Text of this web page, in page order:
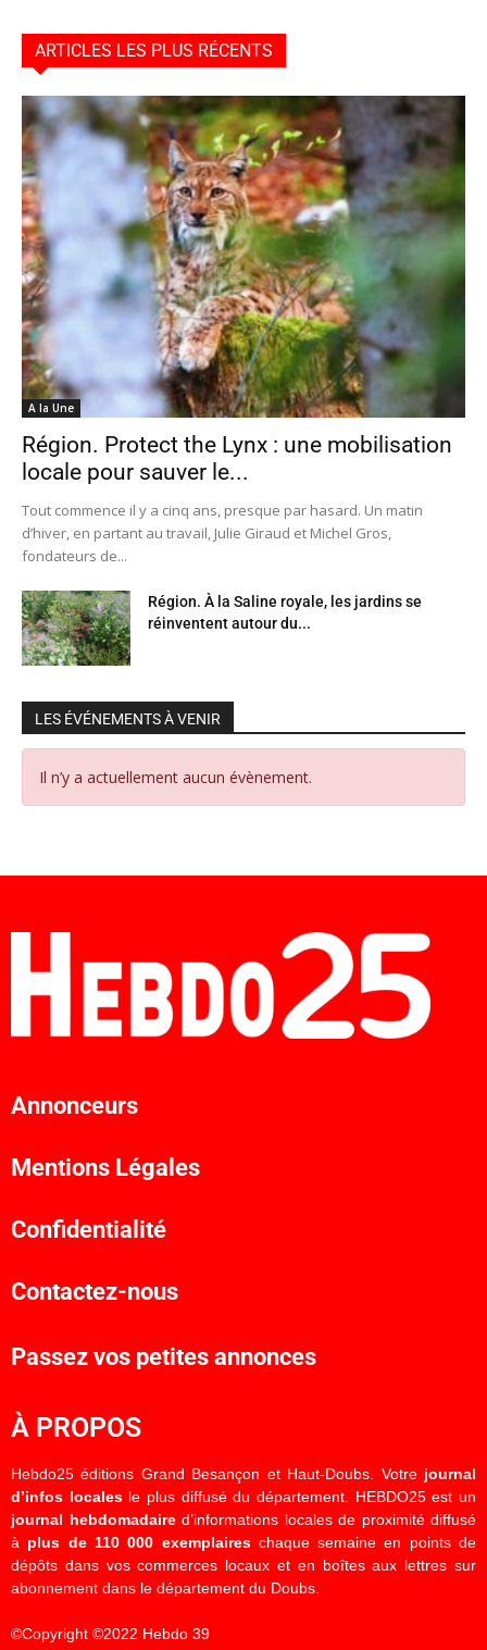
ARTICLES LES PLUS RÉCENTS
A la Une
Région. Protect the Lynx : une mobilisation
locale pour sauver le...
Tout commence il y a cinq ans, presque par hasard. Un matin
d’hiver, en partant au travail, Julie Giraud et Michel Gros,
fondateurs de...
Région. À la Saline royale, les jardins se
réinventent autour du...
LES ÉVÉNEMENTS À VENIR
Il n’y a actuellement aucun évènement.
Annonceurs
Mentions Légales
Confidentialité
Contactez-nous
Passez vos petites annonces
À PROPOS
Hebdo25 éditions Grand Besançon et Haut-Doubs. Votre journal
d’infos localesle plus diffusé du département. HEBDO25 est un
journal hebdomadaired’informations locales de proximité diffusé
à plus de 110 000 exemplaireschaque semaine en points de
dépôts dans vos commerces locaux et en boîtes aux lettres sur
abonnement dans le département du Doubs.
©Copyright ©2022 Hebdo 39